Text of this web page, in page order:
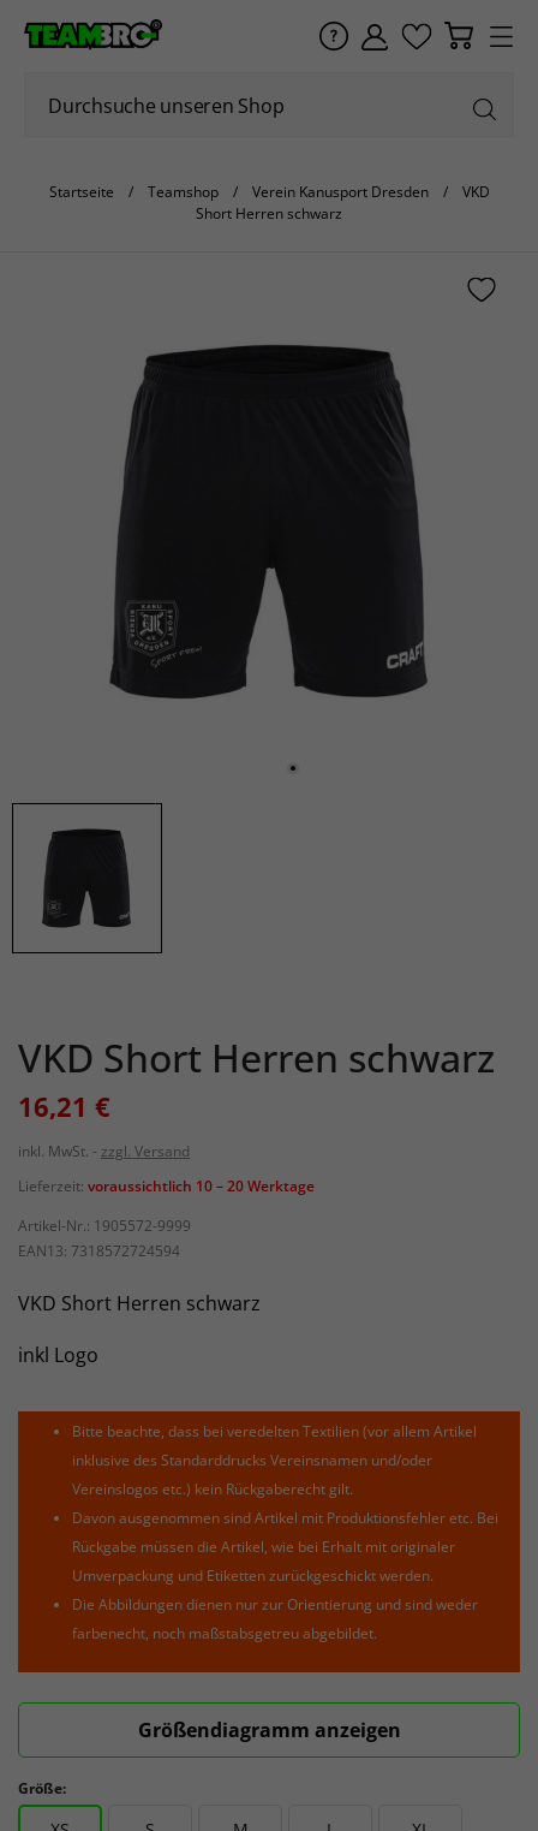
Startseite Teamshop Verein Kanusport Dresden
VKD
Short Herren schwarz
VKD Short Herren schwarz
16,21 €
inkl. MwSt.
zzgl. Versand
Lieferzeit: voraussichtlich 10 – 20 Werktage
Artikel-Nr.: 1905572-9999
EAN13: 7318572724594
VKD Short Herren schwarz
inkl Logo
Bitte beachte, dass bei veredelten Textilien (vor allem Artikel
inklusive des Standarddrucks Vereinsnamen und/oder
Vereinslogos etc.) kein Rückgaberecht gilt.
Davon ausgenommen sind Artikel mit Produktionsfehler etc. Bei
Rückgabe müssen die Artikel, wie bei Erhalt mit originaler
Umverpackung und Etiketten zurückgeschickt werden.
Die Abbildungen dienen nur zur Orientierung und sind weder
farbenecht, noch maßstabsgetreu abgebildet.
Größendiagramm anzeigen
Größe: